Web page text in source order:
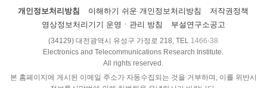
개인정보처리방침 이해하기 쉬운 개인정보처리방침
저작권정책
영상정보처리기기 운영ㆍ관리 방침
부설연구소공고
(34129) 대전광역시 유성구 가정로 218, TEL 1466-38
Electronics and Telecommunications Research Institute.
All rights reserved.
본 홈페이지에 게시된 이메일 주소가 자동수집되는 것을 거부하며, 이를 위반시